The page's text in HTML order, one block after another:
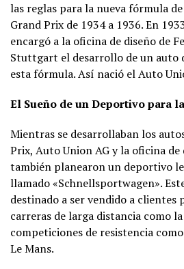
las reglas para la nueva fórmula
Grand Prix de 1934 a 1936. En
encargó a la oficina de diseño de
Stuttgart el desarrollo de un auto
esta fórmula. Así nació el Auto
El Sueño de un Deportivo para
Mientras se desarrollaban los
Prix, Auto Union AG y la oficina de
también planearon un deportivo
llamado «Schnellsportwagen».
destinado a ser vendido a
carreras de larga distancia como
competiciones de resistencia
Le Mans.